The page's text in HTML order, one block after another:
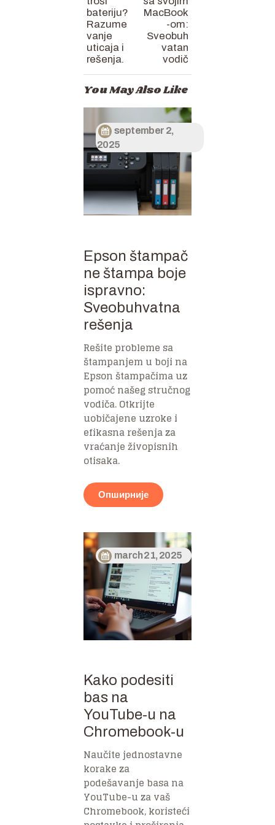
bateriju?
Razume
vanje
uticaja i
rešenja.
MacBook
-om:
Sveobuh
vatan
vodič
You May Also Like
september 2,
2025
Epson štampač
ne štampa boje
ispravno:
Sveobuhvatna
rešenja
Rešite probleme sa
štampanjem u boji na
Epson štampačima uz
pomoć našeg stručnog
vodiča. Otkrijte
uobičajene uzroke i
efikasna rešenja za
vraćanje živopisnih
otisaka.
Опширније
march 21, 2025
Kako podesiti
bas na
YouTube-u na
Chromebook-u
Naučite jednostavne
korake za
podešavanje basa na
YouTube-u za vaš
Chromebook, koristeći